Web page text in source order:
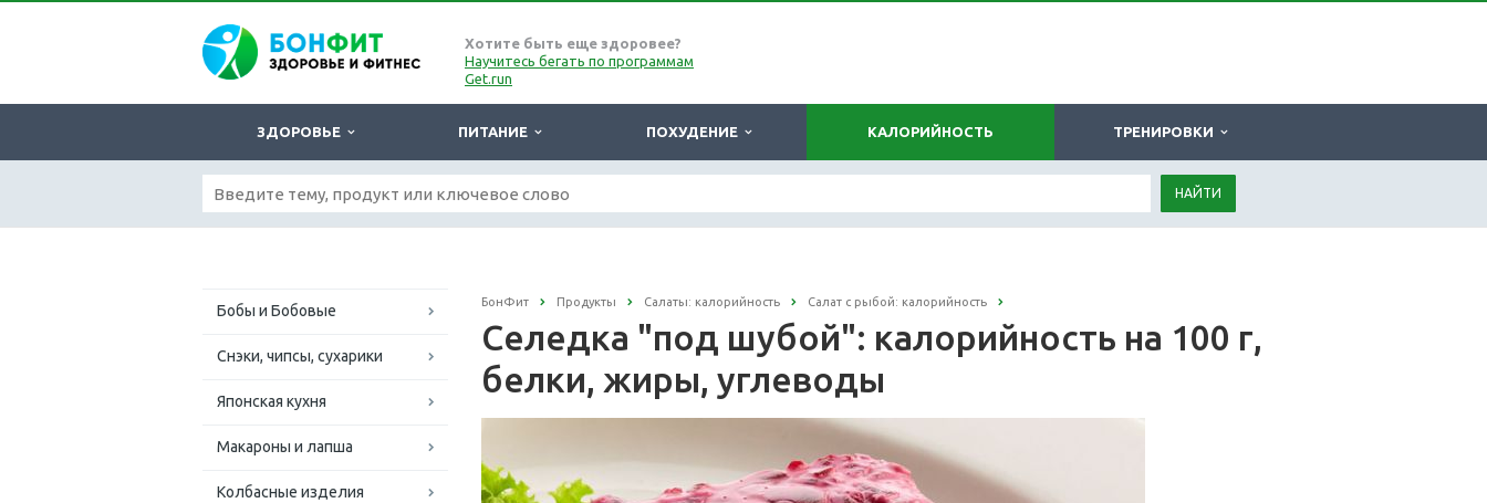
Хотите быть еще здоровее?
Научитесь бегать по программам
Get.run
ЗДОРОВЬЕ ПИТАНИЕ ПОХУДЕНИЕ КАЛОРИЙНОСТЬ ТРЕНИРОВКИ
НАЙТИ
Бобы и Бобовые
Снэки, чипсы, сухарики
Японская кухня
Макароны и лапша
Колбасные изделия
БонФит Продукты Салаты: калорийность Салат с рыбой: калорийность
Селедка "под шубой": калорийность на 100 г,
белки, жиры, углеводы